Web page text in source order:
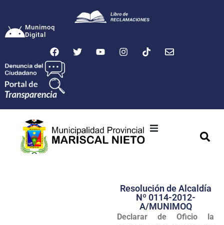
Munimoq
Digital
Transparencia
Seguridad
Resolución de Alcaldía
Nº 0114-2012-
A/MUNIMOQ
Declarar de Oficio la